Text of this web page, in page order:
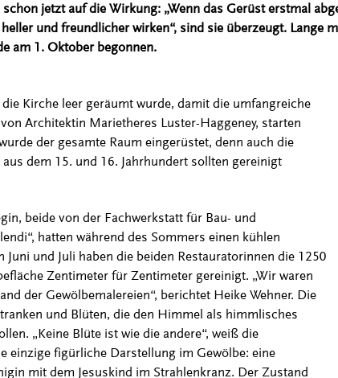
jetzt auf die Wirkung: „Wenn das Gerüst erstmal
und freundlicher wirken“, sind sie überzeugt. Lange
am 1. Oktober begonnen.
Kirche leer geräumt wurde, damit die umfangreiche
Architektin Marietheres Luster-Haggeney, starten
der gesamte Raum eingerüstet, denn auch die
dem 15. und 16. Jahrhundert sollten gereinigt
beide von der Fachwerkstatt für Bau- und
hatten während des Sommers einen kühlen
und Juli haben die beiden Restauratorinnen die 1250
Zentimeter für Zentimeter gereinigt. „Wir waren
der Gewölbemalereien“, berichtet Heike Wehner. Die
und Blüten, die den Himmel als himmlisches
„Keine Blüte ist wie die andere“, weiß die
einzige figürliche Darstellung im Gewölbe: eine
mit dem Jesuskind im Strahlenkranz. Der Zustand